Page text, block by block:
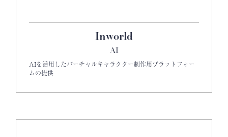
Inworld
AI
AIを活用したバーチャルキャラクター制作用プラットフォー
ムの提供